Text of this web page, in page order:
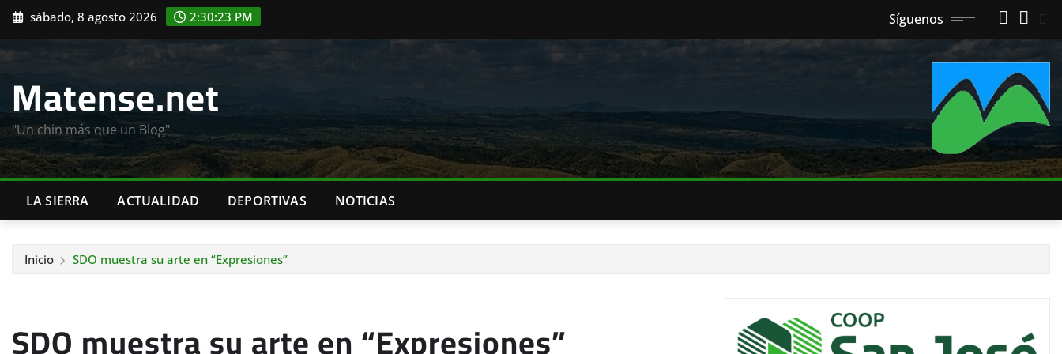
Saltar
contenido
sábado, 8 agosto 2026 2:30:25 PM Síguenos
Matense.net
"Un chin más que un Blog"
LA SIERRA ACTUALIDAD DEPORTIVAS NOTICIAS
Inicio SDO muestra su arte en “Expresiones”